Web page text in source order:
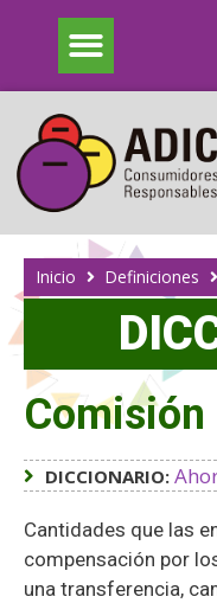
Inicio Definiciones
Comisión
DICCIONARIO:
Cantidades que las
compensación por
una transferencia,